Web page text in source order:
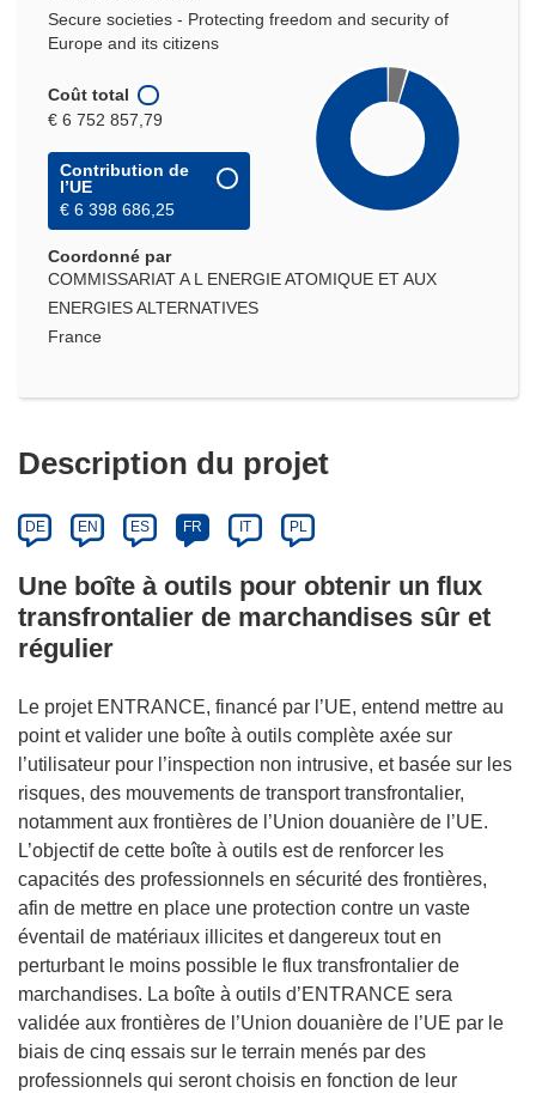
Secure societies - Protecting freedom and security of
Europe and its citizens
Coût total
€ 6 752 857,79
Contribution de
l’UE
€ 6 398 686,25
Coordonné par
COMMISSARIAT A L ENERGIE ATOMIQUE ET AUX
ENERGIES ALTERNATIVES
France
Description du projet
DE EN ES FR IT PL
Une boîte à outils pour obtenir un flux
transfrontalier de marchandises sûr et
régulier
Le projet ENTRANCE, financé par l’UE, entend mettre au
point et valider une boîte à outils complète axée sur
l’utilisateur pour l’inspection non intrusive, et basée sur les
risques, des mouvements de transport transfrontalier,
notamment aux frontières de l’Union douanière de l’UE.
L’objectif de cette boîte à outils est de renforcer les
capacités des professionnels en sécurité des frontières,
afin de mettre en place une protection contre un vaste
éventail de matériaux illicites et dangereux tout en
perturbant le moins possible le flux transfrontalier de
marchandises. La boîte à outils d’ENTRANCE sera
validée aux frontières de l’Union douanière de l’UE par le
biais de cinq essais sur le terrain menés par des
professionnels qui seront choisis en fonction de leur